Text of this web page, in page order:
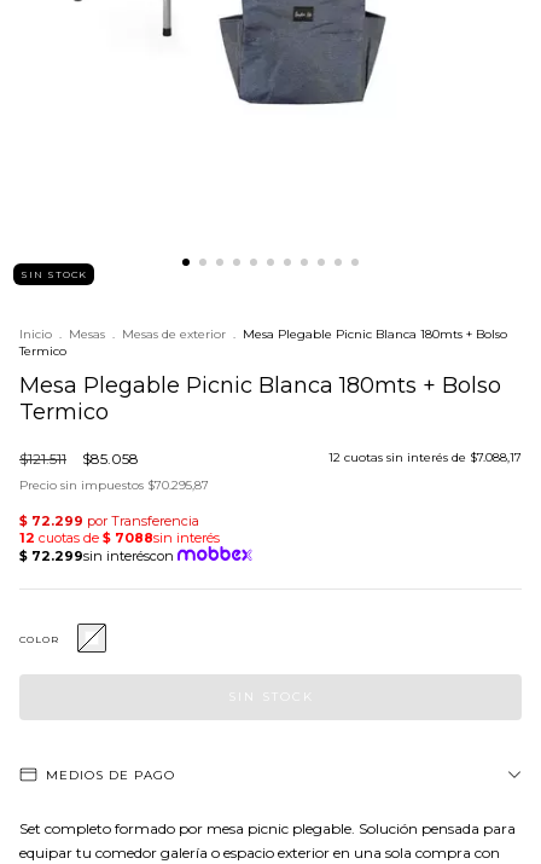
SIN STOCK
Inicio . Mesas . Mesas de exterior . Mesa Plegable Picnic Blanca 180mts + Bolso
Termico
Mesa Plegable Picnic Blanca 180mts + Bolso
Termico
$121.511 $85.058 12 cuotas sin interés de $7.088,17
Precio sin impuestos $70.295,87
COLOR
MEDIOS DE PAGO
Set completo formado por mesa picnic plegable. Solución pensada para
equipar tu comedor galería o espacio exterior en una sola compra con